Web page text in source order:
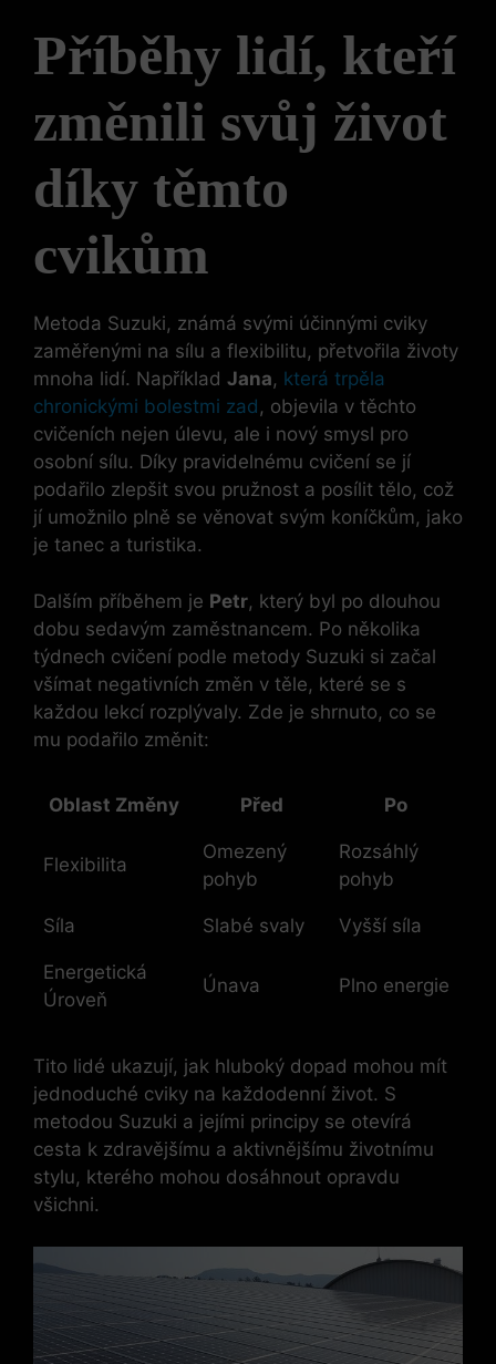
Příběhy lidí, kteří
změnili svůj život
díky ‌těmto
cvikům
Metoda Suzuki, známá svými účinnými cviky
zaměřenými ⁤na sílu a flexibilitu, ⁢přetvořila ​životy
mnoha lidí. Například Jana, která trpěla
chronickými bolestmi zad , objevila v ‍těchto
cvičeních nejen úlevu, ale i nový⁣ smysl ⁤pro
osobní sílu. ⁤Díky pravidelnému cvičení ‍se jí
podařilo zlepšit svou pružnost a posílit tělo, což
jí umožnilo plně se věnovat svým koníčkům, jako
je tanec a turistika.
Dalším příběhem je Petr, který byl po dlouhou
dobu sedavým zaměstnancem. Po několika
týdnech cvičení podle metody ‌Suzuki si začal
všímat negativních změn‌ v těle, které se s
každou lekcí rozplývaly. Zde je shrnuto, ‍co se
mu podařilo změnit:
Oblast Změny Před Po
Flexibilita
Omezený
pohyb
Rozsáhlý
pohyb
Síla Slabé svaly Vyšší síla
Energetická
Úroveň
Únava Plno energie
Tito lidé ukazují, jak hluboký dopad mohou mít
jednoduché cviky na každodenní život. S
metodou Suzuki ⁣a jejími principy‌ se otevírá
cesta k zdravějšímu a ​aktivnějšímu životnímu
stylu, kterého mohou dosáhnout opravdu
všichni.